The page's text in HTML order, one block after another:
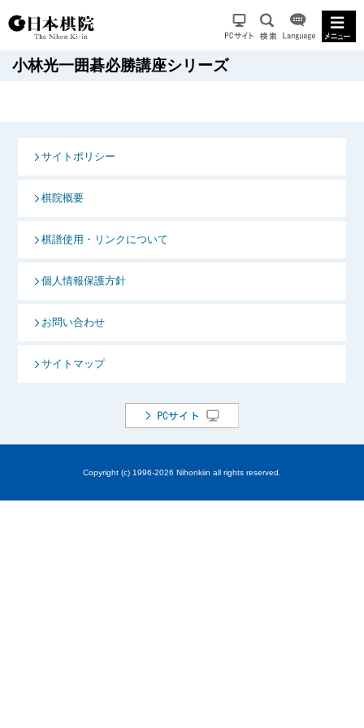
小林光一囲碁必勝講座シリーズ
サイトポリシー
棋院概要
棋譜使用・リンクについて
個人情報保護方針
お問い合わせ
サイトマップ
Copyright (c) 1996-2026 Nihonkiin all rights reserved.